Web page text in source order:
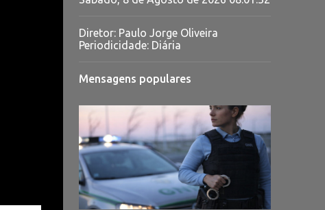
Diretor: Paulo Jorge Oliveira
Periodicidade: Diária
Mensagens populares